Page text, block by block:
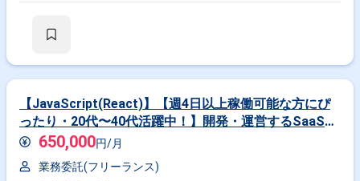
務を進めて頂く予定です。また、緊急時に出社が必要となる場合がござい
扱っておりません。
【JavaScript(React)】【週4日以上稼働可能な方にぴ
ったり・20代〜40代活躍中！】開発・運営するSaaSサ
ービスの開発
650,000円/月
業務委託(フリーランス)